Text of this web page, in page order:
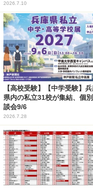
2026.7.10
【高校受験】【中学受験】
県内の私立31校が集結、個
談会9/6
2026.7.28